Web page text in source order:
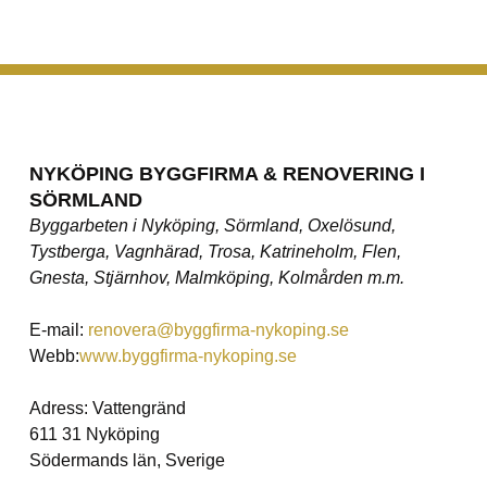
NYKÖPING BYGGFIRMA & RENOVERING I
SÖRMLAND
Byggarbeten i Nyköping, Sörmland, Oxelösund,
Tystberga, Vagnhärad, Trosa, Katrineholm, Flen,
Gnesta, Stjärnhov, Malmköping, Kolmården m.m.
E-mail: renovera@byggfirma-nykoping.se
Webb:www.byggfirma-nykoping.se
Adress: Vattengränd
611 31 Nyköping
Södermands län, Sverige